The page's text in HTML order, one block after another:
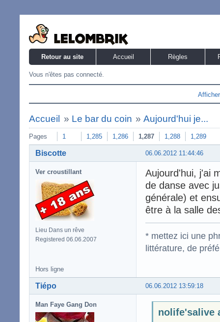
Retour au site Accueil Règles
Vous n'êtes pas connecté.
Accueil » Le bar du coin »Aujourd'hui je...
Pages 1 1,285 1,286 1,287 1,288 1,289
06.06.2012 11:44:46
Biscotte
Ver croustillant
Lieu Dans un rêve
Registered 06.06.2007
Aujourd'hui, j'ai
de danse avec
générale) et
être à la salle
* mettez ici une
littérature, de
Hors ligne
06.06.2012 13:59:18
Tiépo
Man Faye Gang Don
nolife'salive